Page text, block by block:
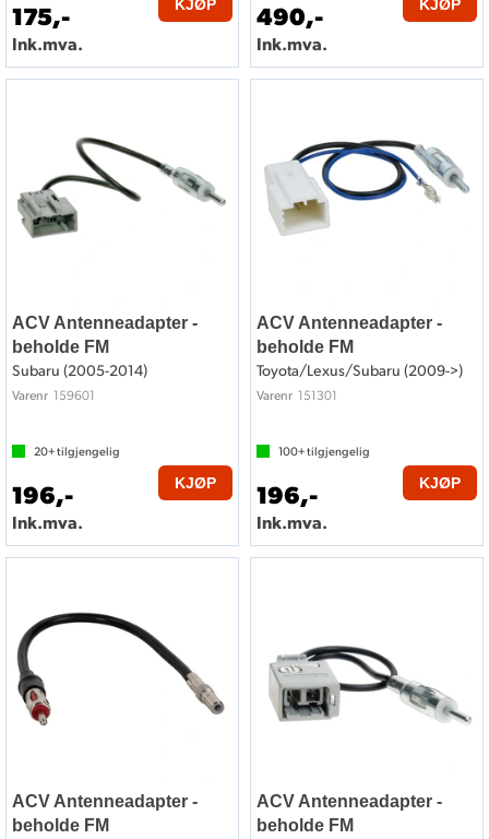
175,-
Ink.mva.
KJØP 490,-
Ink.mva.
KJØP
ACV Antenneadapter -
beholde FM
Subaru (2005-2014)
Varenr 159601
20+tilgjengelig
196,-
Ink.mva.
KJØP
ACV Antenneadapter -
beholde FM
Toyota/Lexus/Subaru (2009->)
Varenr 151301
100+tilgjengelig
196,-
Ink.mva.
KJØP
ACV Antenneadapter -
beholde FM
ACV Antenneadapter -
beholde FM